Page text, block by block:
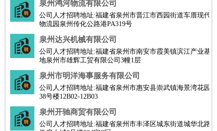
泉州鸿河物流有限公司
公司人才招聘地址:福建省泉州市晋江市西园街道车厝现代
物流园泉州传化公路港PA319号
泉州达兴机械有限公司
公司人才招聘地址:福建省泉州市南安市霞美镇滨江产业基
地泉州市雄辉工贸有限公司3幢1层
泉州市明洋海事服务有限公司
公司人才招聘地址:福建省泉州市惠安县崇武镇海景湾花园
38号楼12B02-12B03
泉州开驰商贸有限公司
公司人才招聘地址:福建省泉州市丰泽区城东街道城华北路